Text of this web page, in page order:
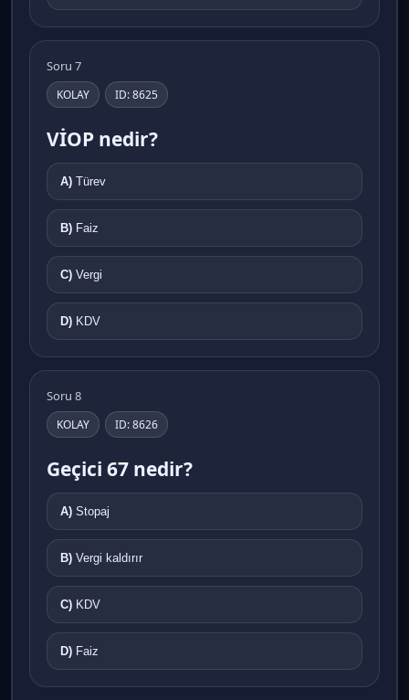
Soru 7
KOLAY ID: 8625
VİOP nedir?
A) Türev
B) Faiz
C) Vergi
D) KDV
Soru 8
KOLAY ID: 8626
Geçici 67 nedir?
A) Stopaj
B) Vergi kaldırır
C) KDV
D) Faiz